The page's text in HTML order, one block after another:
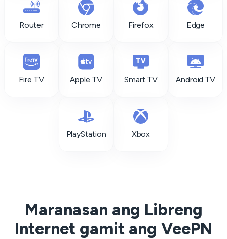
Router Chrome Firefox Edge
Fire TV Apple TV Smart TV Android TV
PlayStation Xbox
Maranasan ang Libreng
Internet gamit ang VeePN